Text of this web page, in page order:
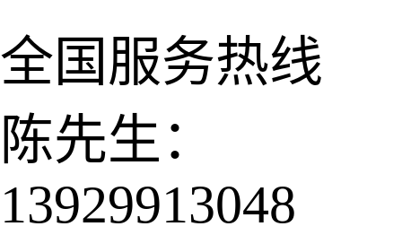
全国服务热线
陈先生：
13929913048